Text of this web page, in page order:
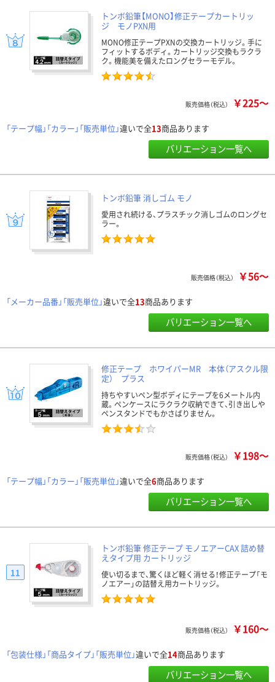
トンボ鉛筆【MONO】修正テープカートリッ
ジ モノPXN用
MONO修正テープPXNの交換カートリッジ。手に
フィットするボディ。カートリッジ交換もラクラ
ク。機能美を備えたロングセラーモデル。
販売価格（税込） ￥225～
「テープ幅」「カラー」「販売単位」違いで全13商品あります
バリエーション一覧へ
トンボ鉛筆 消しゴム モノ
愛用され続ける、プラスチック消しゴムのロングセ
ラー。
販売価格（税込） ￥56～
「メーカー品番」「販売単位」違いで全13商品あります
バリエーション一覧へ
修正テープ ホワイパーMR 本体（アスクル限
定） プラス
持ちやすいペン型ボディにテープを6メートル内
蔵。ペンケースにラクラク収納できて、引き出しや
ペンスタンドでもかさばりません。
販売価格（税込） ￥198～
「テープ幅」「カラー」「販売単位」違いで全6商品あります
バリエーション一覧へ
トンボ鉛筆 修正テープ モノエアーCAX 詰め替
えタイプ用 カートリッジ
使い切るまで、驚くほど軽く消せる！修正テープ「モ
ノエアー」の詰替え用カートリッジ。
11
販売価格（税込） ￥160～
「包装仕様」「商品タイプ」「販売単位」違いで全14商品あります
バリエーション一覧へ